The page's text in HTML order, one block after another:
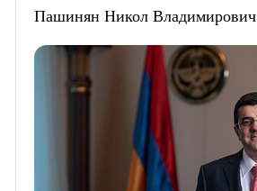
Пашинян Никол Владимирович